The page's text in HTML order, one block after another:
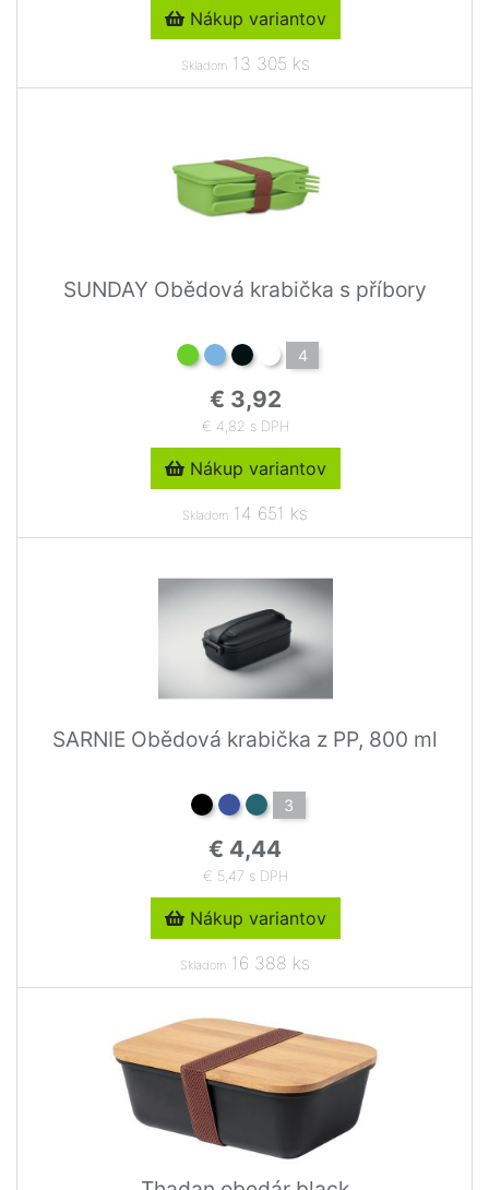
Nákup variantov
Skladom13 305 ks
SUNDAY Obědová krabička s příbory
4
€ 3,92
€ 4,82 s DPH
Nákup variantov
Skladom 14 651 ks
SARNIE Obědová krabička z PP, 800 ml
3
€ 4,44
€ 5,47 s DPH
Nákup variantov
Skladom 16 388 ks